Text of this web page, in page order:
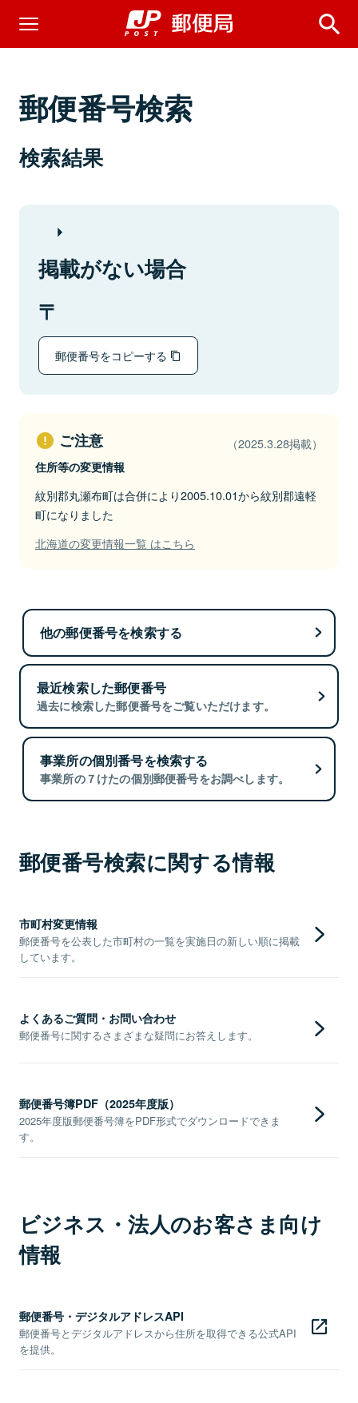
郵便番号検索
検索結果
掲載がない場合
郵便番号をコピーする
ご注意 （2025.3.28掲載）
住所等の変更情報
紋別郡丸瀬布町は合併により2005.10.01から紋別郡遠軽
町になりました
北海道の変更情報一覧 はこちら
他の郵便番号を検索する
最近検索した郵便番号
過去に検索した郵便番号をご覧いただけます。
事業所の個別番号を検索する
事業所の７けたの個別郵便番号をお調べします。
郵便番号検索に関する情報
市町村変更情報
郵便番号を公表した市町村の一覧を実施日の新しい順に掲載
しています。
よくあるご質問・お問い合わせ
郵便番号に関するさまざまな疑問にお答えします。
郵便番号簿PDF（2025年度版）
2025年度版郵便番号簿をPDF形式でダウンロードできま
す。
ビジネス・法人のお客さま向け
情報
郵便番号・デジタルアドレスAPI
郵便番号とデジタルアドレスから住所を取得できる公式API
を提供。